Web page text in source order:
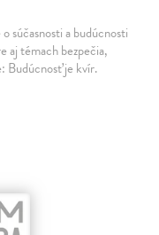
súčasnosti a budúcnosti
aj témach bezpečia,
Budúcnosť je kvír.